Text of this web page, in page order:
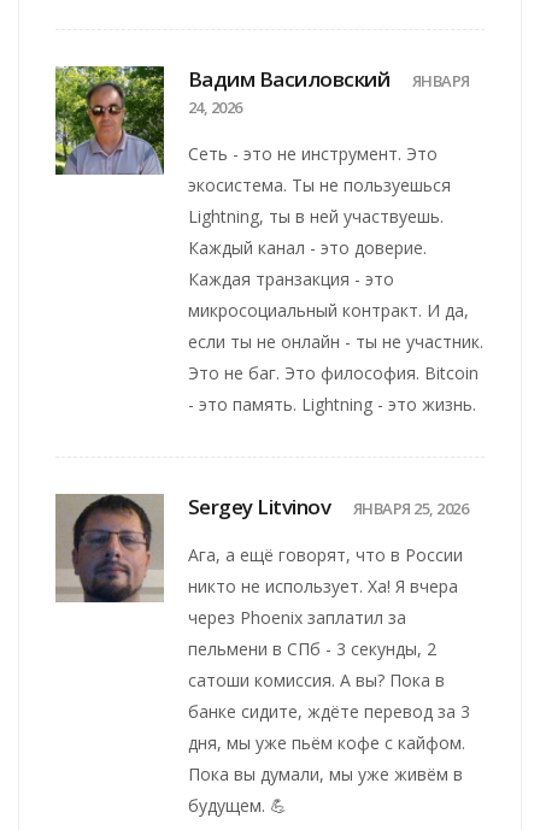
Вадим Василовский
ЯНВАРЯ
24, 2026
Сеть - это не инструмент. Это
экосистема. Ты не пользуешься
Lightning, ты в ней участвуешь.
Каждый канал - это доверие.
Каждая транзакция - это
микросоциальный контракт. И да,
если ты не онлайн - ты не участник.
Это не баг. Это философия. Bitcoin
- это память. Lightning - это жизнь.
Sergey Litvinov ЯНВАРЯ 25, 2026
Ага, а ещё говорят, что в России
никто не использует. Ха! Я вчера
через Phoenix заплатил за
пельмени в СПб - 3 секунды, 2
сатоши комиссия. А вы? Пока в
банке сидите, ждёте перевод за 3
дня, мы уже пьём кофе с кайфом.
Пока вы думали, мы уже живём в
будущем. 💪